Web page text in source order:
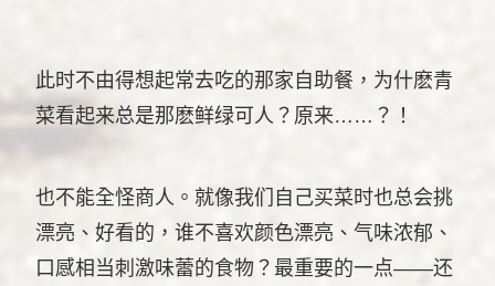
此时不由得想起常去吃的那家自助餐，为什麽青
菜看起来总是那麽鲜绿可人？原来……？！
也不能全怪商人。就像我们自己买菜时也总会挑
漂亮、好看的，谁不喜欢颜色漂亮、气味浓郁、
口感相当刺激味蕾的食物？最重要的一点——还